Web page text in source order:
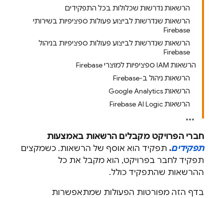
הרשאות נדרשות שכלולות בכל התפקידים
הרשאות שנדרשות לביצוע פעולות ספציפיות בשירותי
Firebase
הרשאות שנדרשות לביצוע פעולות ספציפיות בניהול
Firebase
הרשאות IAM ספציפיות למוצרי Firebase
הרשאות ניהול ב-Firebase
הרשאות Google Analytics
הרשאות Firebase AI Logic
חברי הפרויקט מקבלים הרשאות באמצעות
תפקידים. תפקיד הוא אוסף של הרשאות. כשמקצים
תפקיד לחבר בפרויקט, הוא מקבל את כל
ההרשאות שהתפקיד כולל.
בדף הזה מפורטות הפעולות שמתאפשרות